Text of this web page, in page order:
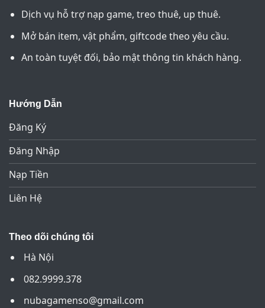
Dịch vụ hỗ trợ nạp game, treo thuê, up thuê.
Mở bán item, vật phẩm, giftcode theo yêu cầu.
An toàn tuyệt đối, bảo mật thông tin khách hàng.
Hướng Dẫn
Đăng Ký
Đăng Nhập
Nạp Tiền
Liên Hệ
Theo dõi chúng tôi
Hà Nội
082.9999.378
nubagamenso@gmail.com